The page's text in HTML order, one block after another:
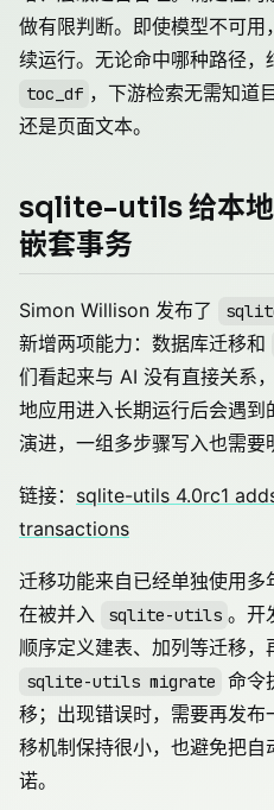
做有限判断。即使模型不可
续运行。无论命中哪种路径，
toc_df ，下游检索无需知道
还是页面文本。
sqlite-utils 给本地
嵌套事务
Simon Willison 发布了
新增两项能力：数据库迁移和
们看起来与 AI 没有直接关系
地应用进入长期运行后会遇
演进，一组多步骤写入也需要
链接： sqlite-utils 4.0rc1
transactions
迁移功能来自已经单独使用多
在被并入
sqlite-utils 。开
顺序定义建表、加列等迁移
sqlite-utils migrate
命令
移；出现错误时，需要再发
移机制保持很小，也避免把
诺。